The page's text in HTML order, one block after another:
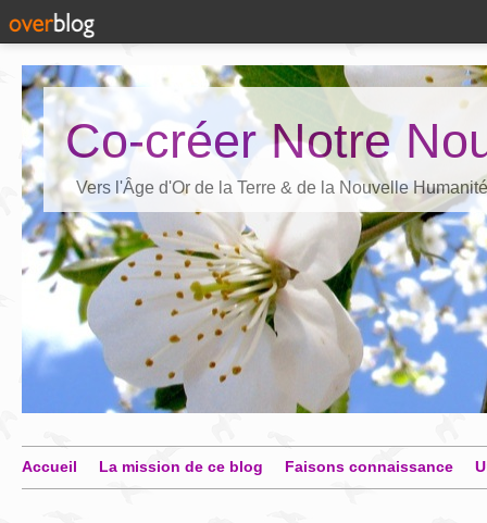
Co-créer Notre
Vers l'Âge d'Or de la Terre & de la Nouvelle Humanité
Accueil La mission de ce blog Faisons connaissance